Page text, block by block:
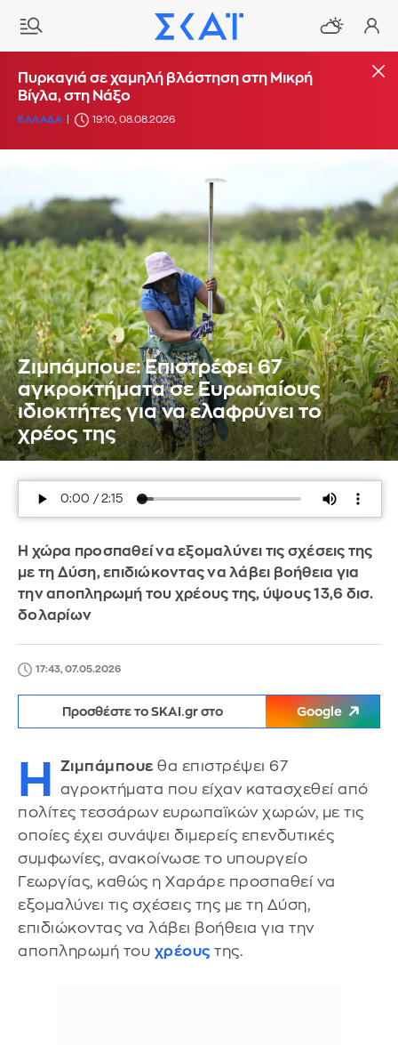
Πυρκαγιά σε χαμηλή βλάστηση στη Μικρή
Βίγλα, στη Νάξο
ΕΛΛΑΔΑ 19:10, 08.08.2026
Ζιμπάμπουε: Επιστρέφει 67
αγκροκτήματα σε Ευρωπαίους
ιδιοκτήτες για να ελαφρύνει το
χρέος της
Η χώρα προσπαθεί να εξομαλύνει τις σχέσεις της
με τη Δύση, επιδιώκοντας να λάβει βοήθεια για
την αποπληρωμή του χρέους της, ύψους 13,6 δισ.
δολαρίων
17:43, 07.05.2026
Προσθέστε το SKAI.gr στο Google
Η Ζιμπάμπουε θα επιστρέψει 67
αγροκτήματα που είχαν κατασχεθεί από
πολίτες τεσσάρων ευρωπαϊκών χωρών, με τις
οποίες έχει συνάψει διμερείς επενδυτικές
συμφωνίες, ανακοίνωσε το υπουργείο
Γεωργίας, καθώς η Χαράρε προσπαθεί να
εξομαλύνει τις σχέσεις της με τη Δύση,
επιδιώκοντας να λάβει βοήθεια για την
αποπληρωμή του χρέους της.